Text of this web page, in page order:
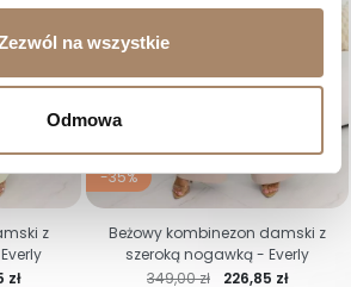
na wszystkie
Odmowa
zł
z
-35%
Cena regularna
349,00 zł Cena
226,85 zł
Beżowy kombinezon damski z
szeroką nogawką - Everly